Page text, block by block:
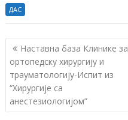
ДАС
К
р
е
т
а
Наставна база Клинике за
ортопедску хирургију и
трауматологију-Испит из
“Хирургије са
анестезиологијом”